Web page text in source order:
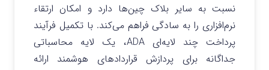
نسبت به سایر بلاک چین‌ها دارد و امکان ارتقاء
نرم‌افزاری را به سادگی فراهم می‌کند. با تکمیل فرآیند
پرداخت چند لایه‌ای ADA، یک لایه محاسباتی
جداگانه برای پردازش قراردادهای هوشمند ارائه